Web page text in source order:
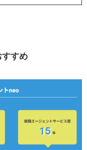
すめ